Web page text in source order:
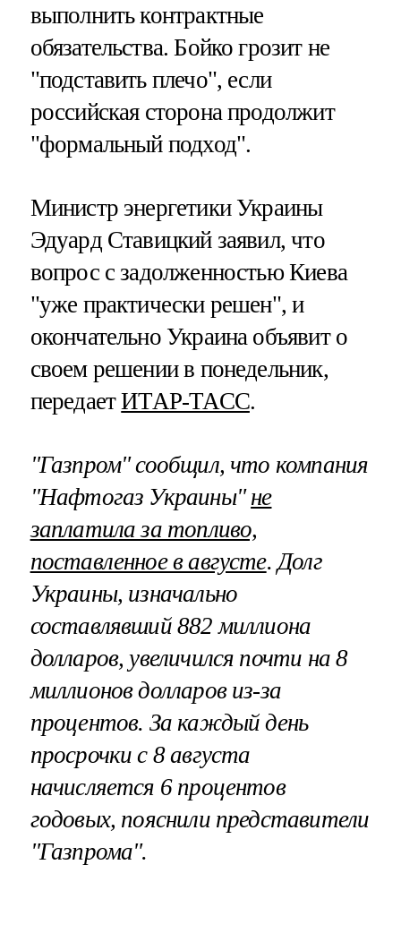
выполнить контрактные
обязательства. Бойко грозит не
"подставить плечо", если
российская сторона продолжит
"формальный подход".
Министр энергетики Украины
Эдуард Ставицкий заявил, что
вопрос с задолженностью Киева
"уже практически решен", и
окончательно Украина объявит о
своем решении в понедельник,
передаетИТАР-ТАСС.
"Газпром" сообщил, что компания
"Нафтогаз Украины"не
заплатила за топливо,
поставленное в августе. Долг
Украины, изначально
составлявший 882 миллиона
долларов, увеличился почти на 8
миллионов долларов из-за
процентов. За каждый день
просрочки с 8 августа
начисляется 6 процентов
годовых, пояснили представители
"Газпрома".